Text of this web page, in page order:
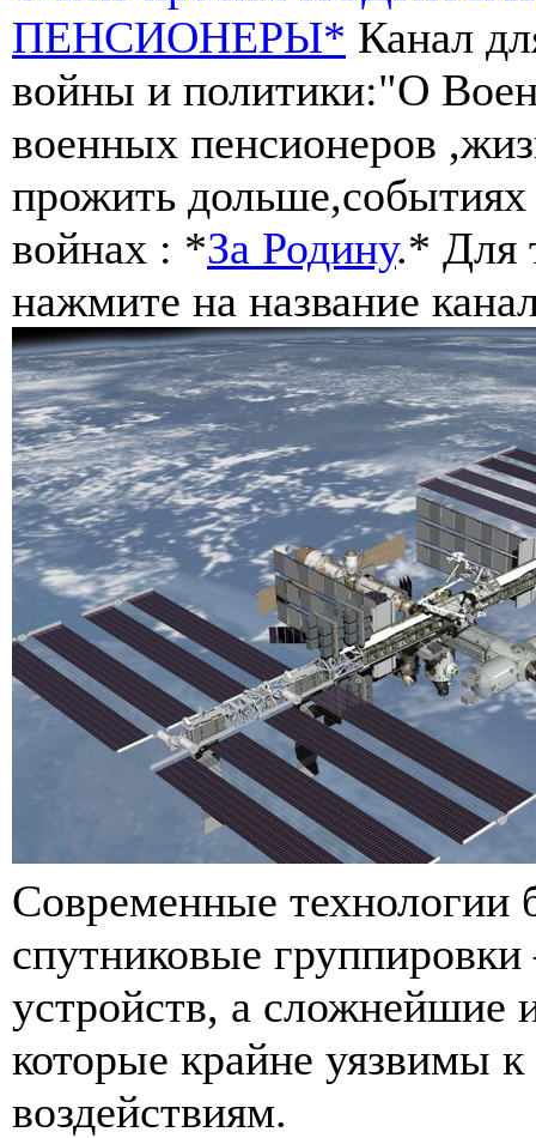
ПЕНСИОНЕРЫ* Канал
войны и политики:"О
военных пенсионеров
прожить
войнах : *За Родину.* Для
нажмите на название
Современные технологии
спутниковые
устройств, а сложнейшие
которые крайне уязвимы
воздействиям.